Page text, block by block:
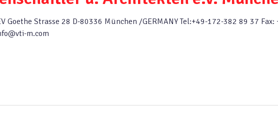
Goethe Strasse 28 D-80336 München /GERMANY Tel:+49-172-382 89 37 Fax:
m.com